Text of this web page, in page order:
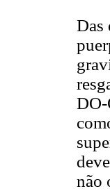
Das
DO-
não